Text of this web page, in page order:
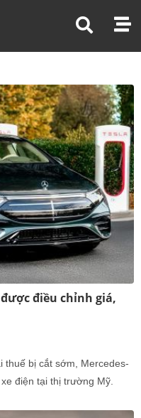
điều chỉnh giá,
bị cắt sớm, Mercedes-
điện tại thị trường Mỹ.